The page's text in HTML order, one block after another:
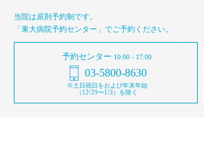
当院は原則予約制です。
「東大病院予約センター」でご予約ください。
予約センター 10:00 - 17:00
03-5800-8630
※土日祝日をおよび年末年始
（12/29〜1/3）を除く